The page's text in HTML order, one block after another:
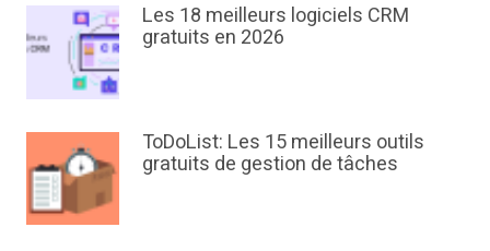
Les 18 meilleurs logiciels CRM
gratuits en 2026
ToDoList: Les 15 meilleurs outils
gratuits de gestion de tâches